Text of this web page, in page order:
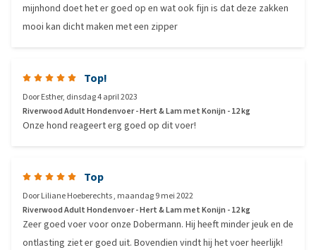
mijnhond doet het er goed op en wat ook fijn is dat deze zakken
mooi kan dicht maken met een zipper
Top!
DoorEsther, dinsdag 4 april 2023
Riverwood Adult Hondenvoer - Hert & Lam met Konijn - 12 kg
Onze hond reageert erg goed op dit voer!
Top
DoorLiliane Hoeberechts, maandag 9 mei 2022
Riverwood Adult Hondenvoer - Hert & Lam met Konijn - 12 kg
Zeer goed voer voor onze Dobermann. Hij heeft minder jeuk en de
ontlasting ziet er goed uit. Bovendien vindt hij het voer heerlijk!